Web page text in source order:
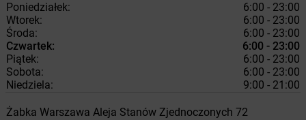
Poniedziałek:
6:00 - 23:00
Wtorek:
6:00 - 23:00
Środa:
6:00 - 23:00
Czwartek:
6:00 - 23:00
Piątek:
6:00 - 23:00
Sobota:
6:00 - 23:00
Niedziela:
9:00 - 21:00
Żabka Warszawa Aleja Stanów Zjednoczonych 72